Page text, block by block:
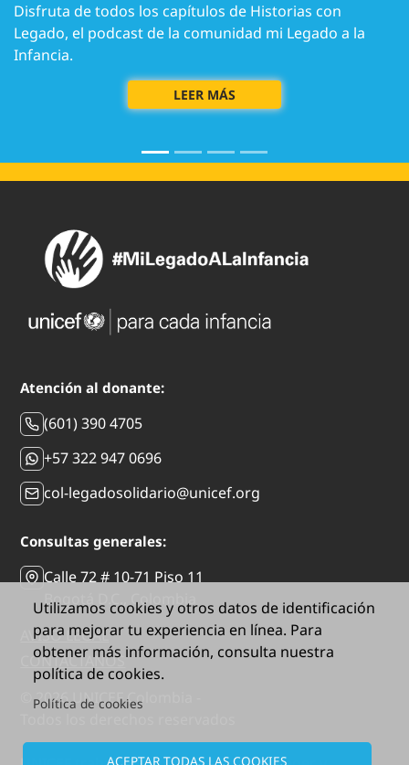
Disfruta de todos los capítulos de Historias con
Legado, el podcast de la comunidad mi Legado a la
Infancia.
LEER MÁS
Utilizamos cookies y otros datos de identificación
para mejorar tu experiencia en línea. Para
obtener más información, consulta nuestra
política de cookies.
Política de cookies
ACEPTAR TODAS LAS COOKIES
Atención al donante:
(601) 390 4705
+57 322 947 0696
col-legadosolidario@unicef.org
Consultas generales:
Calle 72 # 10-71 Piso 11
Bogotá D.C., Colombia
AVISO LEGAL
CONTÁCTANOS
© 2026 UNICEF Colombia -